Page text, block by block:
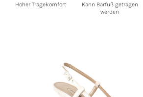
Hoher Tragekomfort
Kann Barfuß getragen
werden